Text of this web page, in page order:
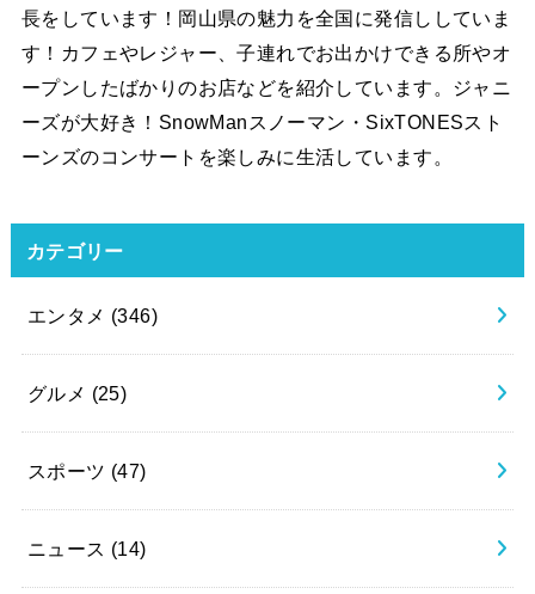
長をしています！岡山県の魅力を全国に発信ししていま
す！カフェやレジャー、子連れでお出かけできる所やオ
ープンしたばかりのお店などを紹介しています。ジャニ
ーズが大好き！SnowManスノーマン・SixTONESスト
ーンズのコンサートを楽しみに生活しています。
カテゴリー
エンタメ (346)
グルメ (25)
スポーツ (47)
ニュース (14)